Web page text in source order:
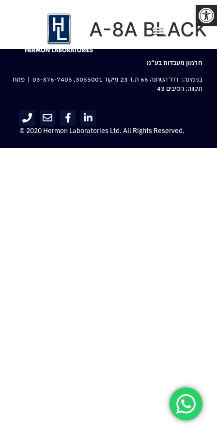
פתח סרגל נגישות
A-8A BLACK
חרמון מעבדות בע“מ
בנימינה: רח‘ הטחנה 66 ת.ד 23 מיקוד 3055001,
03-376-7405 | פתח
תקווה: הסיבים 43
© 2020 Hermon Laboratories Ltd. All Rights Reserved.